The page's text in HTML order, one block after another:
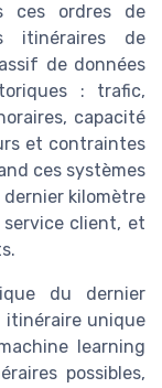
ces ordres de
itinéraires de
de données
: trafic,
capacité
et contraintes
ces systèmes
kilomètre
client, et
du dernier
itinéraire unique
learning
possibles,